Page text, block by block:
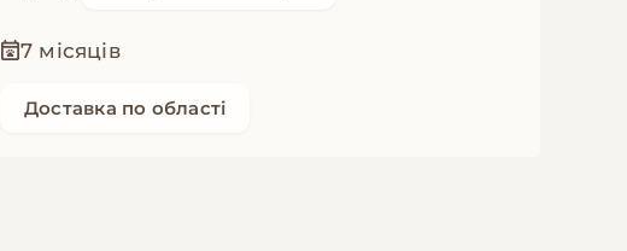
7 місяців
Доставка по області